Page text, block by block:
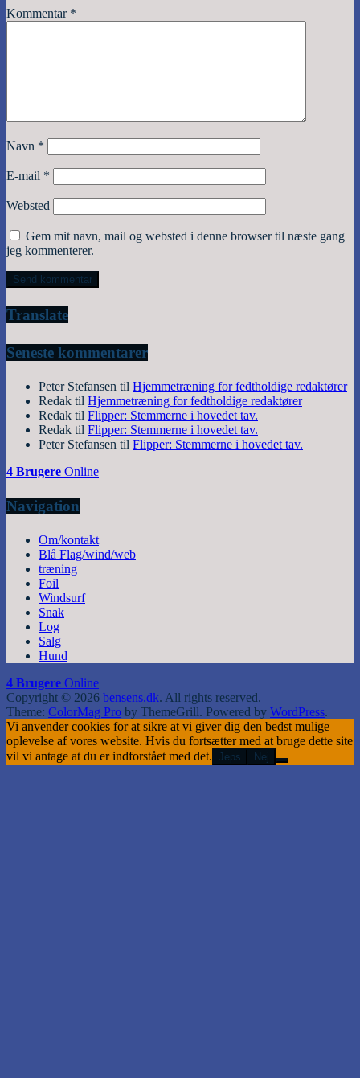
Kommentar *
Navn *
E-mail *
Websted
Gem mit navn, mail og websted i denne browser til næste gang
jeg kommenterer.
Translate
Seneste kommentarer
Peter Stefansen til Hjemmetræning for fedtholdige redaktører
Redak til Hjemmetræning for fedtholdige redaktører
Redak til Flipper: Stemmerne i hovedet tav.
Redak til Flipper: Stemmerne i hovedet tav.
Peter Stefansen til Flipper: Stemmerne i hovedet tav.
4 Brugere Online
Navigation
Om/kontakt
Blå Flag/wind/web
træning
Foil
Windsurf
Snak
Log
Salg
Hund
4 Brugere Online
Copyright © 2026 bensens.dk. All rights reserved.
Theme: ColorMag Pro by ThemeGrill. Powered by WordPress.
Vi anvender cookies for at sikre at vi giver dig den bedst mulige
oplevelse af vores website. Hvis du fortsætter med at bruge dette site
vil vi antage at du er indforstået med det. Jeps Nej